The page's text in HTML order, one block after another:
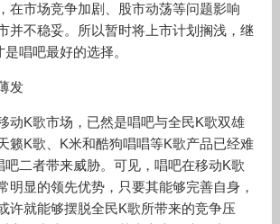
在市场竞争加剧、股市动荡等问题影响
并不稳妥。所以暂时将上市计划搁浅，继
是唱吧最好的选择。
发
动K歌市场，已然是唱吧与全民K歌双雄
籁K歌、K米和酷狗唱唱等K歌产品已经难
吧二者带来威胁。可见，唱吧在移动K歌
明显的领先优势，只要其能够完善自身，
许就能够摆脱全民K歌所带来的竞争压